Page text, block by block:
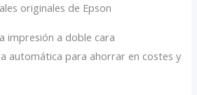
originales de Epson
impresión a doble cara
automática para ahorrar en costes y